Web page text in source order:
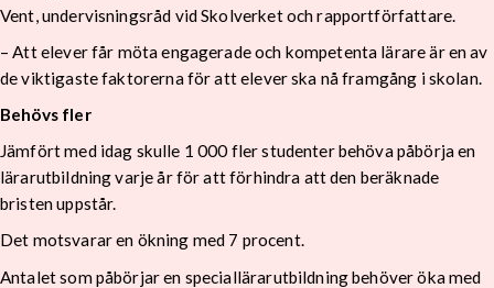
Vent, undervisningsråd vid Skolverket och rapportförfattare.
– Att elever får möta engagerade och kompetenta lärare är en av
de viktigaste faktorerna för att elever ska nå framgång i skolan.
Behövs fler
Jämfört med idag skulle 1 000 fler studenter behöva påbörja en
lärarutbildning varje år för att förhindra att den beräknade
bristen uppstår.
Det motsvarar en ökning med 7 procent.
Antalet som påbörjar en speciallärarutbildning behöver öka med